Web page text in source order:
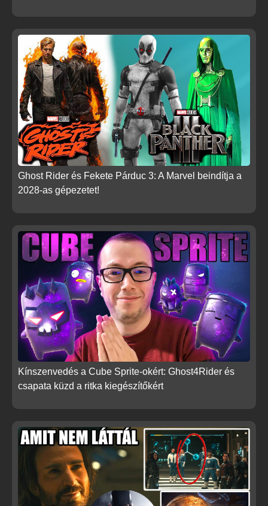
Ghost Rider és Fekete Párduc 3: A Marvel beindítja a
2028-as gépezetet!
Kínszenvedés a Cube Sprite-okért: Ghost4Rider és
csapata küzd a ritka kiegészítőkért